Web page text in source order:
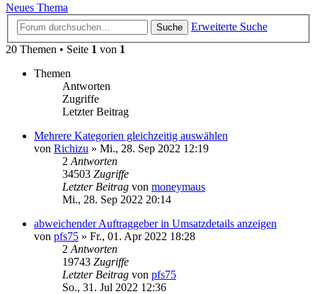
Neues Thema
Suche
Erweiterte Suche
20 Themen • Seite 1 von 1
Themen
Antworten
Zugriffe
Letzter Beitrag
Mehrere Kategorien gleichzeitig auswählen
von Richizu » Mi., 28. Sep 2022 12:19
2 Antworten
34503 Zugriffe
Letzter Beitrag von moneymaus
Mi., 28. Sep 2022 20:14
abweichender Auftraggeber in Umsatzdetails anzeigen
von pfs75 » Fr., 01. Apr 2022 18:28
2 Antworten
19743 Zugriffe
Letzter Beitrag von pfs75
So., 31. Jul 2022 12:36